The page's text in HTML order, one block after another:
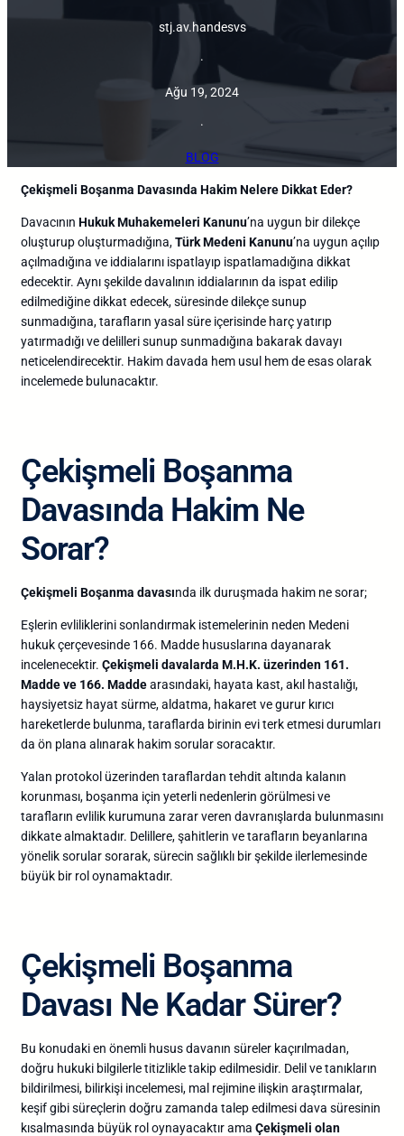
stj.av.handesvs
·
Ağu 19, 2024
·
BLOG
Çekişmeli Boşanma Davasında Hakim Nelere Dikkat Eder?
Davacının Hukuk Muhakemeleri Kanunu’na uygun bir dilekçe
oluşturup oluşturmadığına,Türk Medeni Kanunu’na uygun açılıp
açılmadığına ve iddialarını ispatlayıp ispatlamadığına dikkat
edecektir. Aynı şekilde davalının iddialarının da ispat edilip
edilmediğine dikkat edecek, süresinde dilekçe sunup
sunmadığına, tarafların yasal süre içerisinde harç yatırıp
yatırmadığı ve delilleri sunup sunmadığına bakarak davayı
neticelendirecektir. Hakim davada hem usul hem de esas olarak
incelemede bulunacaktır.
Çekişmeli Boşanma
Davasında Hakim Ne
Sorar?
Çekişmeli Boşanma davasında ilk duruşmada hakim ne sorar;
Eşlerin evliliklerini sonlandırmak istemelerinin neden Medeni
hukuk çerçevesinde 166. Madde hususlarına dayanarak
incelenecektir. Çekişmeli davalarda M.H.K. üzerinden 161.
Madde ve 166. Maddearasındaki, hayata kast, akıl hastalığı,
haysiyetsiz hayat sürme, aldatma, hakaret ve gurur kırıcı
hareketlerde bulunma, taraflarda birinin evi terk etmesi durumları
da ön plana alınarak hakim sorular soracaktır.
Yalan protokol üzerinden taraflardan tehdit altında kalanın
korunması, boşanma için yeterli nedenlerin görülmesi ve
tarafların evlilik kurumuna zarar veren davranışlarda bulunmasını
dikkate almaktadır. Delillere, şahitlerin ve tarafların beyanlarına
yönelik sorular sorarak, sürecin sağlıklı bir şekilde ilerlemesinde
büyük bir rol oynamaktadır.
Çekişmeli Boşanma
Davası Ne Kadar Sürer?
Bu konudaki en önemli husus davanın süreler kaçırılmadan,
doğru hukuki bilgilerle titizlikle takip edilmesidir. Delil ve tanıkların
bildirilmesi, bilirkişi incelemesi, mal rejimine ilişkin araştırmalar,
keşif gibi süreçlerin doğru zamanda talep edilmesi dava süresinin
kısalmasında büyük rol oynayacaktır ama Çekişmeli olan